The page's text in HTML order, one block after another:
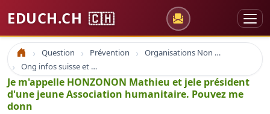
EDUCH.CH 🇨🇭
Accueil Question Prévention
Organisations Non Gouvernementales
Ong infos suisse et à l'étranger
Je m'appelle HONZONON Mathieu et jele président
d'une jeune Association humanitaire. Pouvez me
donn